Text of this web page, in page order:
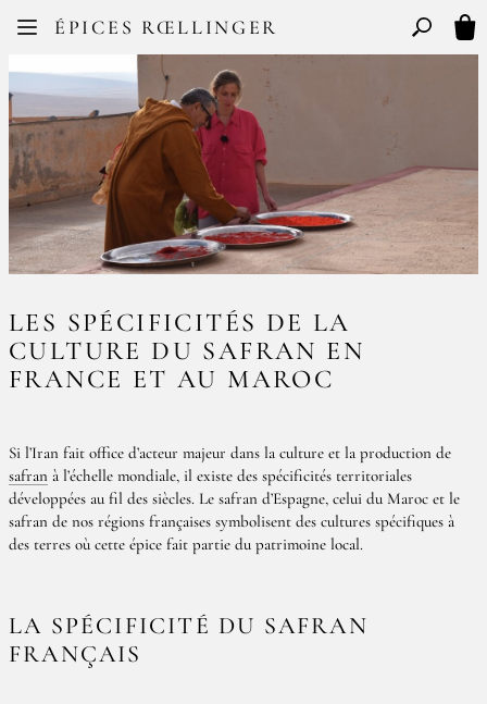
ÉPICES RŒLLINGER
FR EN Basculer
LES SPÉCIFICITÉS DE LA
CULTURE DU SAFRAN EN
FRANCE ET AU MAROC
Si l’Iran fait office d’acteur majeur dans la culture et la production de
safran à l’échelle mondiale, il existe des spécificités territoriales
développées au fil des siècles. Le safran d’Espagne, celui du Maroc et le
safran de nos régions françaises symbolisent des cultures spécifiques à
des terres où cette épice fait partie du patrimoine local.
LA SPÉCIFICITÉ DU SAFRAN
FRANÇAIS